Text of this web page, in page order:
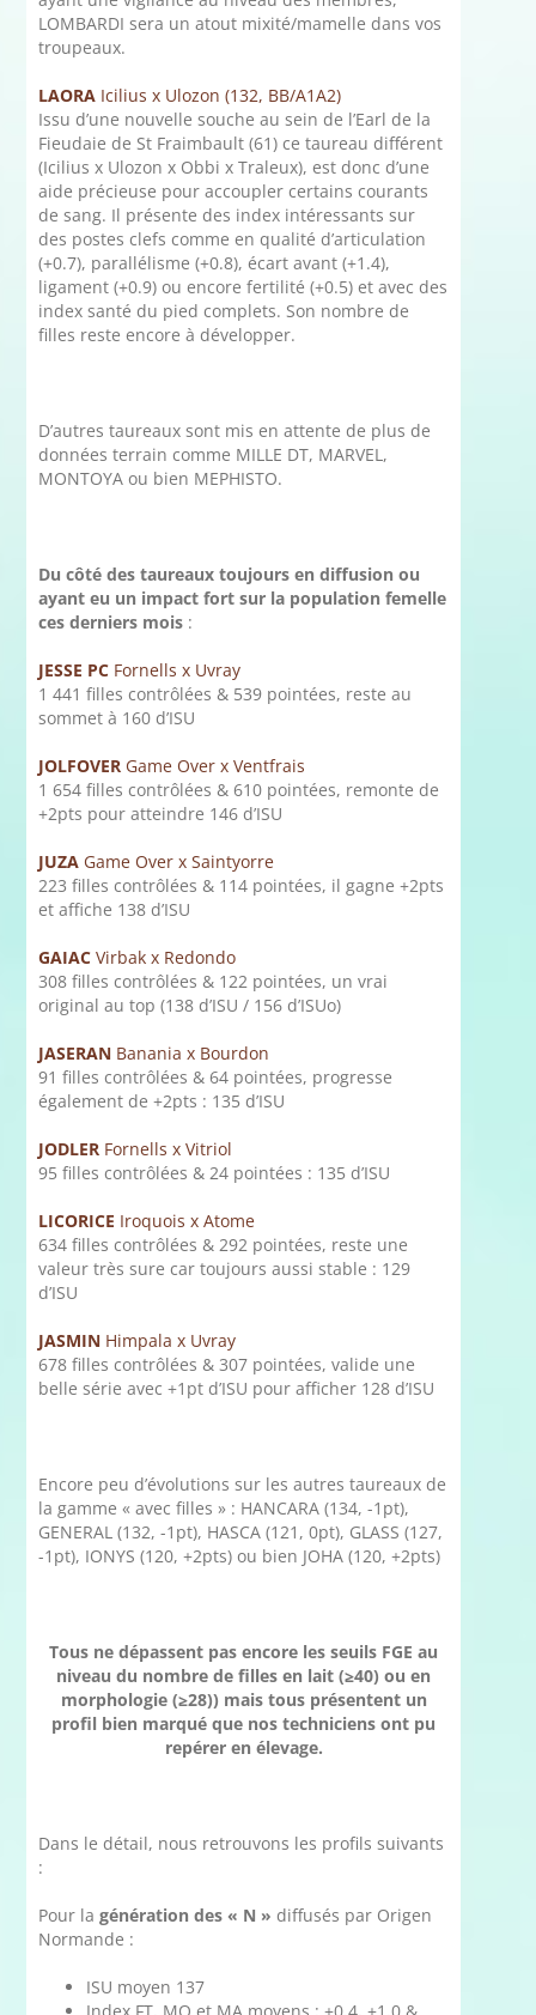
LOMBARDI sera un atout mixité/mamelle dans vos
troupeaux.
LAORA Icilius x Ulozon (132, BB/A1A2)
Issu d’une nouvelle souche au sein de l’Earl de la
Fieudaie de St Fraimbault (61) ce taureau différent
(Icilius x Ulozon x Obbi x Traleux), est donc d’une
aide précieuse pour accoupler certains courants
de sang. Il présente des index intéressants sur
des postes clefs comme en qualité d’articulation
(+0.7), parallélisme (+0.8), écart avant (+1.4),
ligament (+0.9) ou encore fertilité (+0.5) et avec des
index santé du pied complets. Son nombre de
filles reste encore à développer.
D’autres taureaux sont mis en attente de plus de
données terrain comme MILLE DT, MARVEL,
MONTOYA ou bien MEPHISTO.
Du côté des taureaux toujours en diffusion ou
ayant eu un impact fort sur la population femelle
ces derniers mois :
JESSE PC Fornells x Uvray
1 441 filles contrôlées & 539 pointées, reste au
sommet à 160 d’ISU
JOLFOVER Game Over x Ventfrais
1 654 filles contrôlées & 610 pointées, remonte de
+2pts pour atteindre 146 d’ISU
JUZA Game Over x Saintyorre
223 filles contrôlées & 114 pointées, il gagne +2pts
et affiche 138 d’ISU
GAIAC Virbak x Redondo
308 filles contrôlées & 122 pointées, un vrai
original au top (138 d’ISU / 156 d’ISUo)
JASERAN Banania x Bourdon
91 filles contrôlées & 64 pointées, progresse
également de +2pts : 135 d’ISU
JODLER Fornells x Vitriol
95 filles contrôlées & 24 pointées : 135 d’ISU
LICORICE Iroquois x Atome
634 filles contrôlées & 292 pointées, reste une
valeur très sure car toujours aussi stable : 129
d’ISU
JASMIN Himpala x Uvray
678 filles contrôlées & 307 pointées, valide une
belle série avec +1pt d’ISU pour afficher 128 d’ISU
Encore peu d’évolutions sur les autres taureaux de
la gamme « avec filles » : HANCARA (134, -1pt),
GENERAL (132, -1pt), HASCA (121, 0pt), GLASS (127,
-1pt), IONYS (120, +2pts) ou bien JOHA (120, +2pts)
Tous ne dépassent pas encore les seuils FGE au
niveau du nombre de filles en lait (≥40) ou en
morphologie (≥28)) mais tous présentent un
profil bien marqué que nos techniciens ont pu
repérer en élevage.
Dans le détail, nous retrouvons les profils suivants
:
Pour lagénération des « N » diffusés par Origen
Normande :
ISU moyen 137